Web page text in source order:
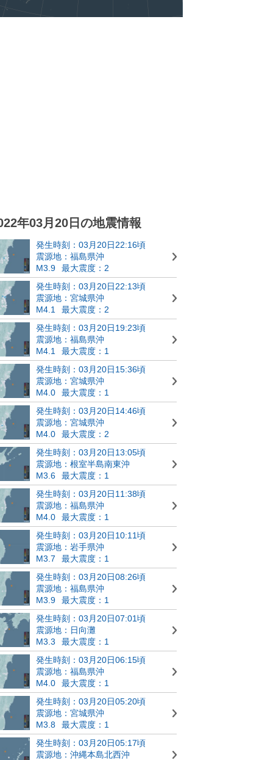
年03月20日の地震情報
発生時刻：03月20日22:16頃
震源地：福島県沖
M3.9
最大震度：2
発生時刻：03月20日22:13頃
震源地：宮城県沖
M4.1
最大震度：2
発生時刻：03月20日19:23頃
震源地：福島県沖
M4.1
最大震度：1
発生時刻：03月20日15:36頃
震源地：宮城県沖
M4.0
最大震度：1
発生時刻：03月20日14:46頃
震源地：宮城県沖
M4.0
最大震度：2
発生時刻：03月20日13:05頃
震源地：根室半島南東沖
M3.6
最大震度：1
発生時刻：03月20日11:38頃
震源地：福島県沖
M4.0
最大震度：1
発生時刻：03月20日10:11頃
震源地：岩手県沖
M3.7
最大震度：1
発生時刻：03月20日08:26頃
震源地：福島県沖
M3.9
最大震度：1
発生時刻：03月20日07:01頃
震源地：日向灘
M3.3
最大震度：1
発生時刻：03月20日06:15頃
震源地：福島県沖
M4.0
最大震度：1
発生時刻：03月20日05:20頃
震源地：宮城県沖
M3.8
最大震度：1
発生時刻：03月20日05:17頃
震源地：沖縄本島北西沖